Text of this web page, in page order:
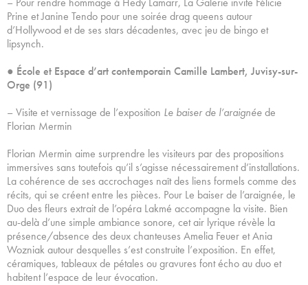
Prine et Janine Tendo pour une soirée drag queens autour
d’Hollywood et de ses stars décadentes, avec jeu de bingo et
lipsynch.
● École et Espace d’art contemporain Camille Lambert, Juvisy-sur-
Orge (91)
– Visite et vernissage de l’exposition Le baiser de l’araignéede
Florian Mermin
Florian Mermin aime surprendre les visiteurs par des propositions
immersives sans toutefois qu’il s’agisse nécessairement d’installations.
La cohérence de ses accrochages naît des liens formels comme des
récits, qui se créent entre les pièces. Pour Le baiser de l’araignée, le
Duo des fleurs extrait de l’opéra Lakmé accompagne la visite. Bien
au-delà d’une simple ambiance sonore, cet air lyrique révèle la
présence/absence des deux chanteuses Amelia Feuer et Ania
Wozniak autour desquelles s’est construite l’exposition. En effet,
céramiques, tableaux de pétales ou gravures font écho au duo et
habitent l’espace de leur évocation.